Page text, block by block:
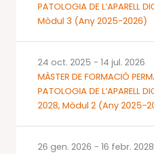
PATOLOGIA DE L’APARELL
Mòdul 3 (Any 2025-2026)
MÀSTER DE FORMACIÓ
PATOLOGIA DE L’APARELL
2028, Mòdul 2 (Any 2025-
24 oct. 2025 - 14 jul. 2026
26 gen. 2026 - 16 febr. 2028